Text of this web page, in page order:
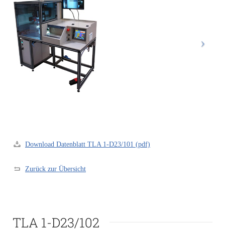
Download Datenblatt TLA 1-D23/101 (pdf)
Zurück zur Übersicht
TLA 1-D23/102